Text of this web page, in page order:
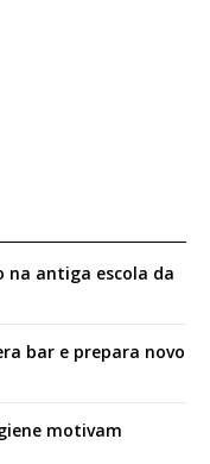
antiga escola da
bar e prepara novo
motivam